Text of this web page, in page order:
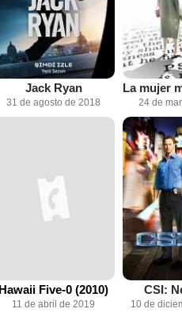
Jack Ryan
31 de agosto de 2018 24 de
Hawaii Five-0 (2010)
11 de abril de 2019
CSI:
10 de